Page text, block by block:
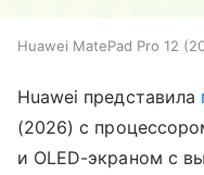
Huawei MatePad Pro 12
Huawei представила
(2026) с
и OLED-экраном с